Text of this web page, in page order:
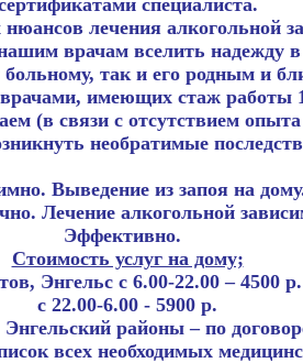
лечения алкогольной
врачам вселить надежду в
так и его родным и
имеющих стаж работы
(в связи с отсутствием
необратимые
Выведение из запоя на
Лечение алкогольной
Эффективно.
Стоимость услуг на дому;
Энгельс с 6.00-22.00 – 4500 р.
с 22.00-6.00 - 5900 р.
районы – по
всех необходимых